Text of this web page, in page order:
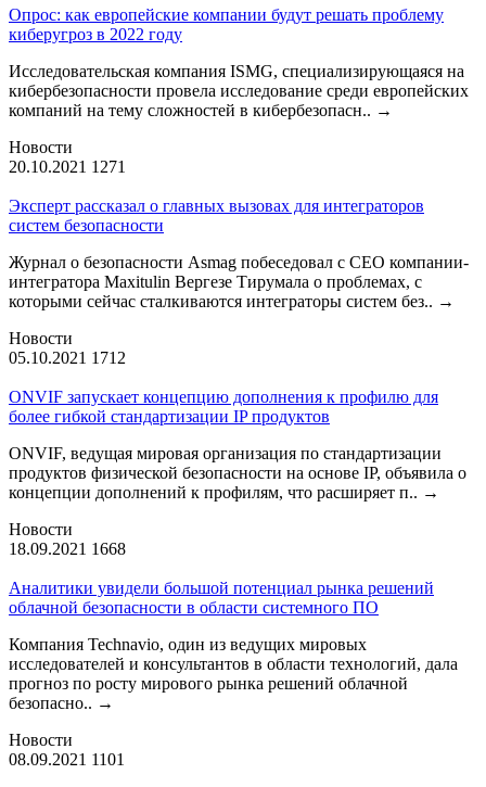
Опрос: как европейские компании будут решать проблему
киберугроз в 2022 году
Исследовательская компания ISMG, специализирующаяся на
кибербезопасности провела исследование среди европейских
компаний на тему сложностей в кибербезопасн.. →
Новости
20.10.2021 1271
Эксперт рассказал о главных вызовах для интеграторов
систем безопасности
Журнал о безопасности Asmag побеседовал с CEO компании-
интегратора Maxitulin Вергезе Тирумала о проблемах, с
которыми сейчас сталкиваются интеграторы систем без.. →
Новости
05.10.2021 1712
ONVIF запускает концепцию дополнения к профилю для
более гибкой стандартизации IP продуктов
ONVIF, ведущая мировая организация по стандартизации
продуктов физической безопасности на основе IP, объявила о
концепции дополнений к профилям, что расширяет п.. →
Новости
18.09.2021 1668
Аналитики увидели большой потенциал рынка решений
облачной безопасности в области системного ПО
Компания Technavio, один из ведущих мировых
исследователей и консультантов в области технологий, дала
прогноз по росту мирового рынка решений облачной
безопасно.. →
Новости
08.09.2021 1101